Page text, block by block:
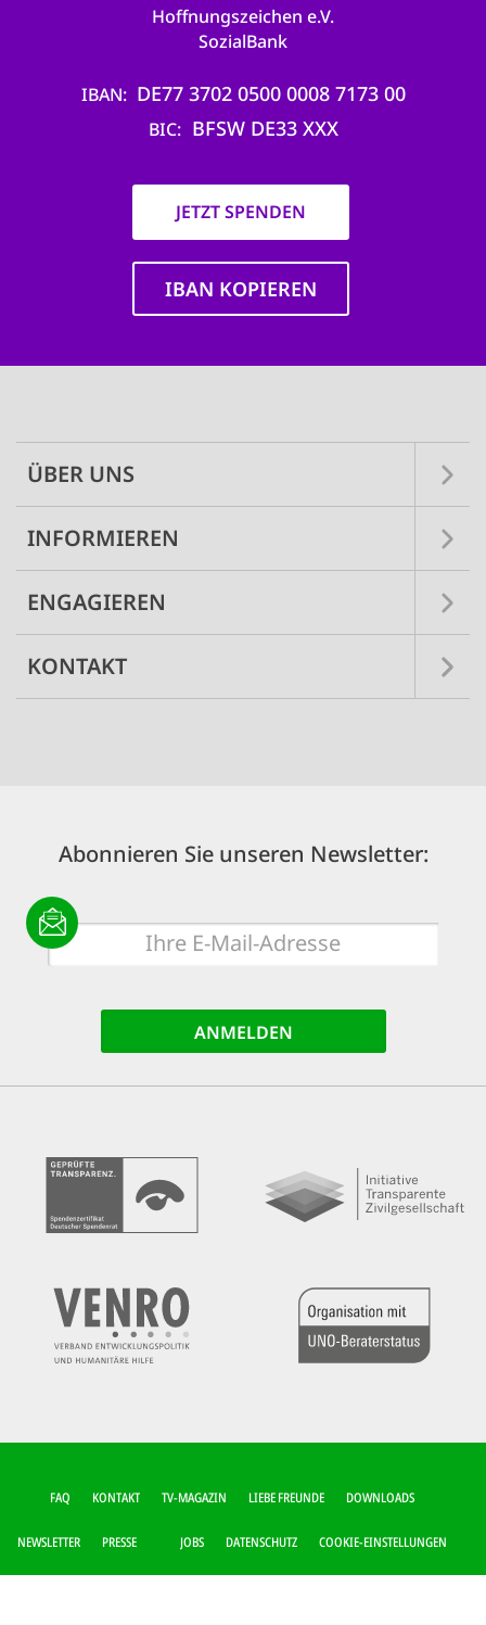
Hoffnungszeichen e.V.
SozialBank
IBAN DE77 3702 0500 0008 7173 00
BIC BFSW DE33 XXX
JETZT SPENDEN
IBAN KOPIEREN
ÜBER UNS
INFORMIEREN
ENGAGIEREN
KONTAKT
Abonnieren Sie unseren Newsletter:
E-
Mail
FUSSZEILEN-M
FAQ KONTAKT TV-MAGAZIN LIEBE FREUNDE DOWNLOADS
NEWSLETTER PRESSE JOBS DATENSCHUTZ COOKIE-EINSTELLUNGEN